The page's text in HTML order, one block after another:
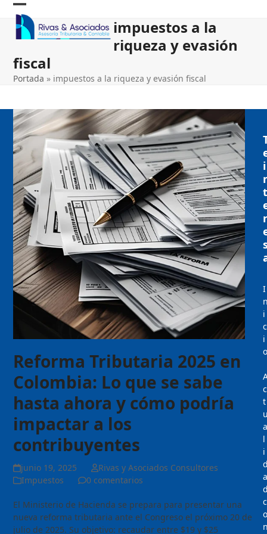
Skip
content
Open
mobile
menu
Close
mobile
menu
impuestos a la
riqueza y evasión
fiscal
Portada » impuestos a la riqueza y evasión fiscal
Reforma Tributaria 2025 en
Colombia: Lo que se sabe
hasta ahora y cómo podría
impactar a los
contribuyentes
junio 19, 2025
Rivas y Asociados Consultores
Impuestos
0 comentarios
El Ministerio de Hacienda se prepara para presentar una
nueva reforma tributaria ante el Congreso el próximo 20 de
julio de 2025. Su objetivo: recaudar entre $19 y $25
i
t
r
I
i
c
i
o
c
t
a
l
i
a
c
o